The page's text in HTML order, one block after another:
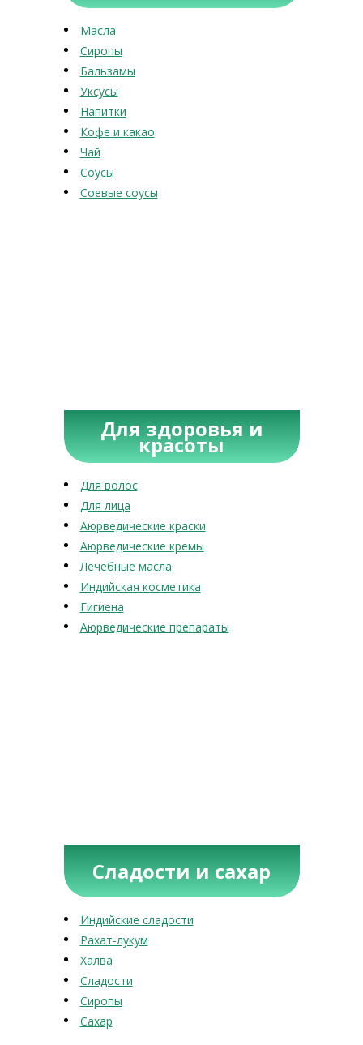
Масла
Сиропы
Бальзамы
Уксусы
Напитки
Кофе и какао
Чай
Соусы
Соевые соусы
Для здоровья и
красоты
Для волос
Для лица
Аюрведические краски
Аюрведические кремы
Лечебные масла
Индийская косметика
Гигиена
Аюрведические препараты
Сладости и сахар
Индийские сладости
Рахат-лукум
Халва
Сладости
Сиропы
Сахар